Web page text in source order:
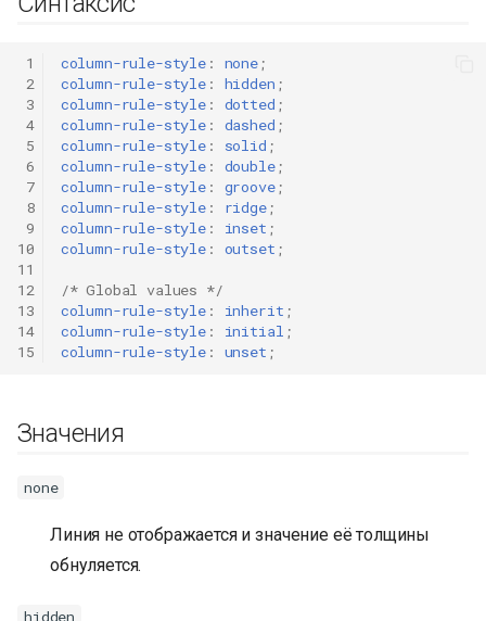
1
2
3
4
5
6
7
8
9
10
11
12
13
14
15
column-rule-style: none;
column-rule-style: hidden ;
column-rule-style: dotted ;
column-rule-style: dashed ;
column-rule-style: solid ;
column-rule-style: double;
column-rule-style: groove;
column-rule-style: ridge;
column-rule-style: inset ;
column-rule-style: outset ;
/* Global values */
column-rule-style: inherit ;
column-rule-style: initial ;
column-rule-style: unset ;
Значения
none
Линия не отображается и значение её толщины
обнуляется.
hidden